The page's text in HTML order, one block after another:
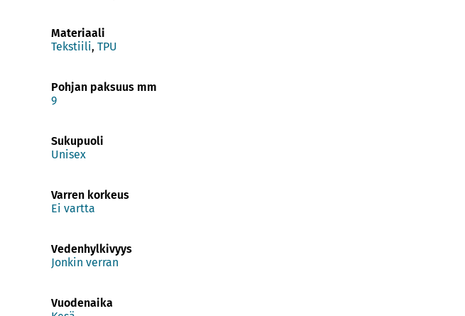
Materiaali
Tekstiili, TPU
Pohjan paksuus mm
9
Sukupuoli
Unisex
Varren korkeus
Ei vartta
Vedenhylkivyys
Jonkin verran
Vuodenaika